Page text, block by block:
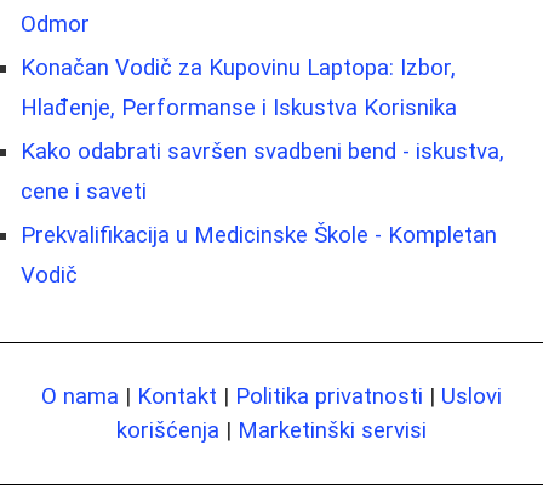
Odmor
Konačan Vodič za Kupovinu Laptopa: Izbor,
Hlađenje, Performanse i Iskustva Korisnika
Kako odabrati savršen svadbeni bend - iskustva,
cene i saveti
Prekvalifikacija u Medicinske Škole - Kompletan
Vodič
O nama | Kontakt | Politika privatnosti | Uslovi
korišćenja | Marketinški servisi